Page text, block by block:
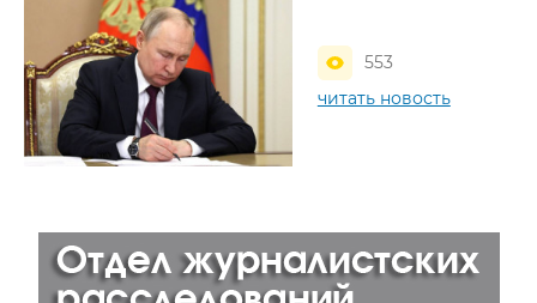
553
читать новость